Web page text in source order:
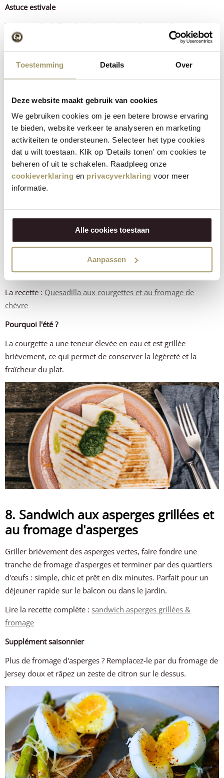
Toestemming Details Over
Deze website maakt gebruik van cookies
We gebruiken cookies om je een betere browse ervaring
te bieden, website verkeer te analyseren en marketing
activiteiten te ondersteunen. Selecteer het type cookies
dat u wilt toestaan. Klik op 'Details tonen' om cookies te
beheren of uit te schakelen. Raadpleeg onze
cookieverklaring en privacyverklaring voor meer
informatie.
Alle cookies toestaan
Aanpassen
Astuce estivale
Préparez des billes de melon quelques heures à l'avance et
conservez-les dans de l'eau glacée avec de la menthe ; elles
resteront ainsi croustillantes et fraîches.
fromage de chèvre
De fins rubans de courgettes, du zeste de citron et du
fromage de chèvre fondant dans une tortilla dorée : c'est prêt
en 15 minutes. Découpez en pointes et servez avec une salsa
épicée pour une soirée sans couverts.
La recette : Quesadilla aux courgettes et au fromage de
chèvre
Pourquoi l'été ?
La courgette a une teneur élevée en eau et est grillée
brièvement, ce qui permet de conserver la légèreté et la
fraîcheur du plat.
8. Sandwich aux asperges grillées et
au fromage d'asperges
Griller brièvement des asperges vertes, faire fondre une
tranche de fromage d'asperges et terminer par des quartiers
d'œufs : simple, chic et prêt en dix minutes. Parfait pour un
déjeuner rapide sur le balcon ou dans le jardin.
Lire la recette complète : sandwich asperges grillées &
fromage
Supplément saisonnier
Plus de fromage d'asperges ? Remplacez-le par du fromage de
Jersey doux et râpez un zeste de citron sur le dessus.